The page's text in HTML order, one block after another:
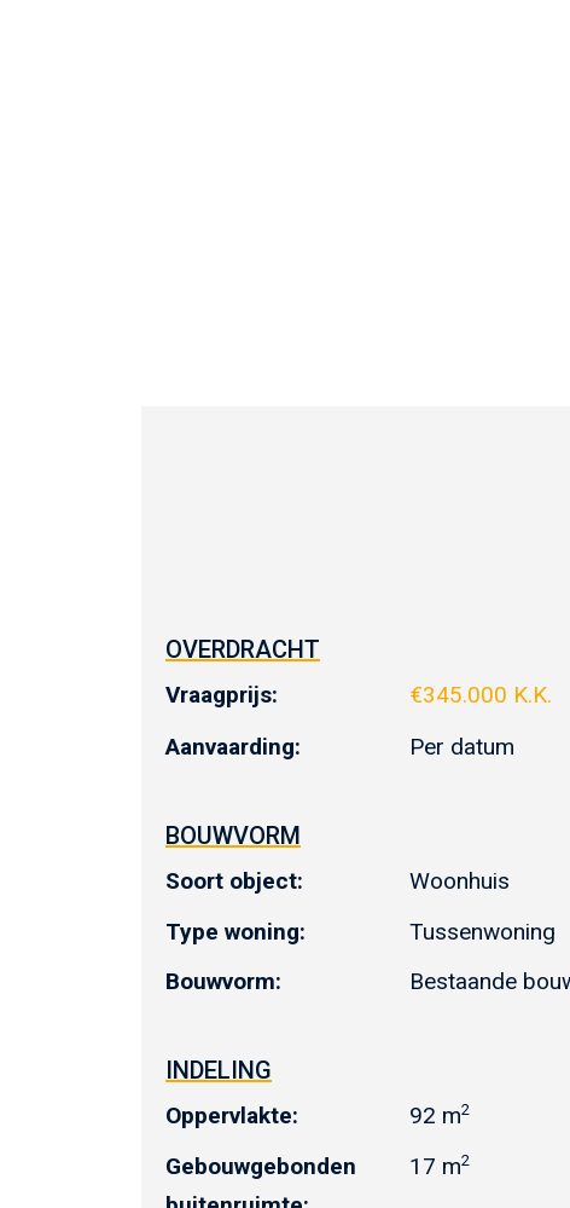
OVERDRACHT
Vraagprijs: €345.000 K.K.
Aanvaarding: Per datum
BOUWVORM
Soort object: Woonhuis
Type woning:
Tussenwoning
Bouwvorm:
Bestaande
INDELING
Oppervlakte: 92 m2
Gebouwgebonden
17 m2